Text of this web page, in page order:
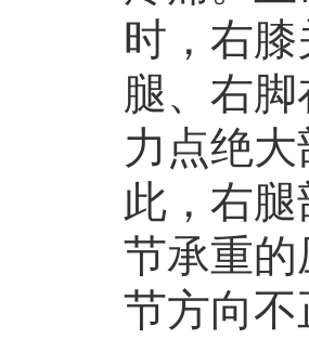
时，右
腿、右
力点绝
此，右
节承重
节方向